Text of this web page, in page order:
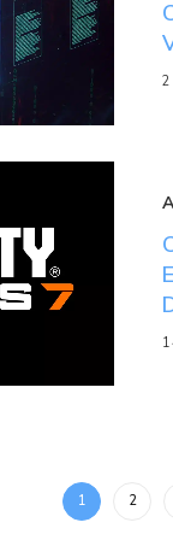
1 2